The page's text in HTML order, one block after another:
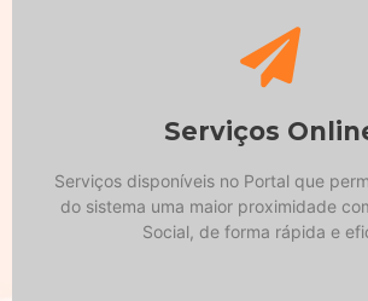
Serviços
Serviços disponíveis no Portal que
do sistema uma maior proximidade
Social, de forma rápida e
Serviços Online
do sistema uma maior proximidade
Social, de forma rápida e
Saiba mais